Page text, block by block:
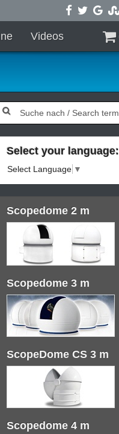
Videos
Select your language:
Select Language ▼
Scopedome 2 m
Scopedome 3 m
ScopeDome CS 3 m
Scopedome 4 m